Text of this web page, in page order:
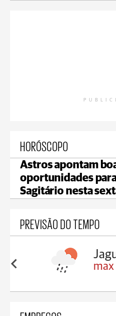
HORÓSCOPO
Astros apontam
oportunidades
Sagitário nesta
PREVISÃO DO TEMPO
19°C min 18°C